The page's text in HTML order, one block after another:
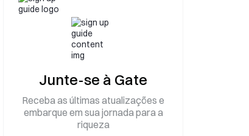
Junte-se à Gate
Receba as últimas atualizações e
embarque em sua jornada para a
riqueza